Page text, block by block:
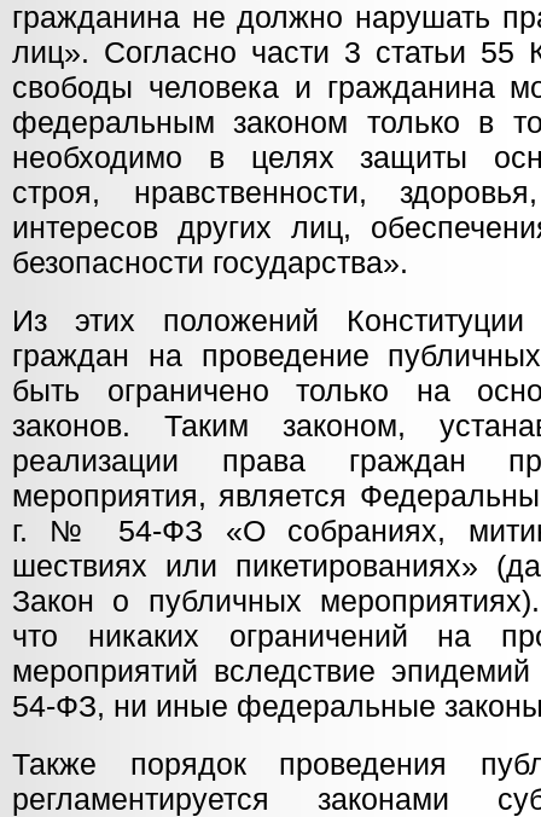
гражданина не должно нарушать
лиц». Согласно части 3 статьи 55
свободы человека и гражданина
федеральным законом только в
необходимо в целях защиты
строя, нравственности,
интересов других лиц,
безопасности государства».
Из этих положений
граждан на проведение
быть ограничено только на
законов. Таким законом,
реализации права граждан
мероприятия, является
г. № 54-ФЗ «О собраниях,
шествиях или пикетированиях»
Закон о публичных
что никаких ограничений на
мероприятий вследствие
54-ФЗ, ни иные федеральные
Также порядок проведения
регламентируется законами